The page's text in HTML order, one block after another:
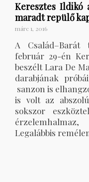
Keresztes Ildikó
maradt repülő
márc 1, 2016
A Család–Barát
február 29-én
beszélt Lara De
darabjának
sanzon is
is volt az
sokszor
Legalábbis